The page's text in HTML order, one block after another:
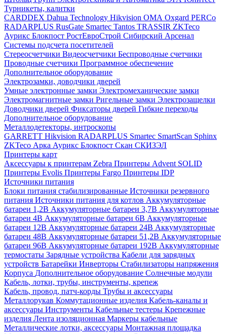
Турникеты, калитки
CARDDEX Dahua Technology Hikvision ОМА Oxgard PERCo
RADARPLUS RusGate Smartec Tantos TRASSIR ZKTeco
Аурикс Блокпост РостЕвроСтрой Сибирский Арсенал
Системы подсчета посетителей
Стереосчетчики Видеосчетчики Беспроводные счетчики
Проводные счетчики Программное обеспечение
Дополнительное оборудование
Электрозамки, доводчики дверей
Умные электронные замки Электромеханические замки
Электромагнитные замки Ригельные замки Электрозащелки
Доводчики дверей Фиксаторы дверей Гибкие переходы
Дополнительное оборудование
Металлодетекторы, интроскопы
GARRETT Hikvision RADARPLUS Smartec SmartScan Sphinx
ZKTeco Арка Аурикс Блокпост Скан СКИЗЭЛ
Принтеры карт
Аксессуары к принтерам Zebra Принтеры Advent SOLID
Принтеры Evolis Принтеры Fargo Принтеры IDP
Источники питания
Блоки питания стабилизированные Источники резервного
питания Источники питания для котлов Аккумуляторные
батареи 1,2В Аккумуляторные батареи 3,7В Аккумуляторные
батареи 4В Аккумуляторные батареи 6В Аккумуляторные
батареи 12В Аккумуляторные батареи 24В Аккумуляторные
батареи 48В Аккумуляторные батареи 51,2В Аккумуляторные
батареи 96В Аккумуляторные батареи 192В Аккумуляторные
термостаты Зарядные устройства Кабели для зарядных
устройств Батарейки Инверторы Стабилизаторы напряжения
Корпуса Дополнительное оборудование Солнечные модули
Кабель, лотки, трубы, инструменты, крепеж
Кабель, провод, патч-корды Трубы и аксессуары
Металлорукав Коммутационные изделия Кабель-каналы и
аксессуары Инструменты Кабельные тестеры Крепежные
изделия Лента изоляционная Маркеры кабельные
Металлические лотки, аксессуары Монтажная площадка